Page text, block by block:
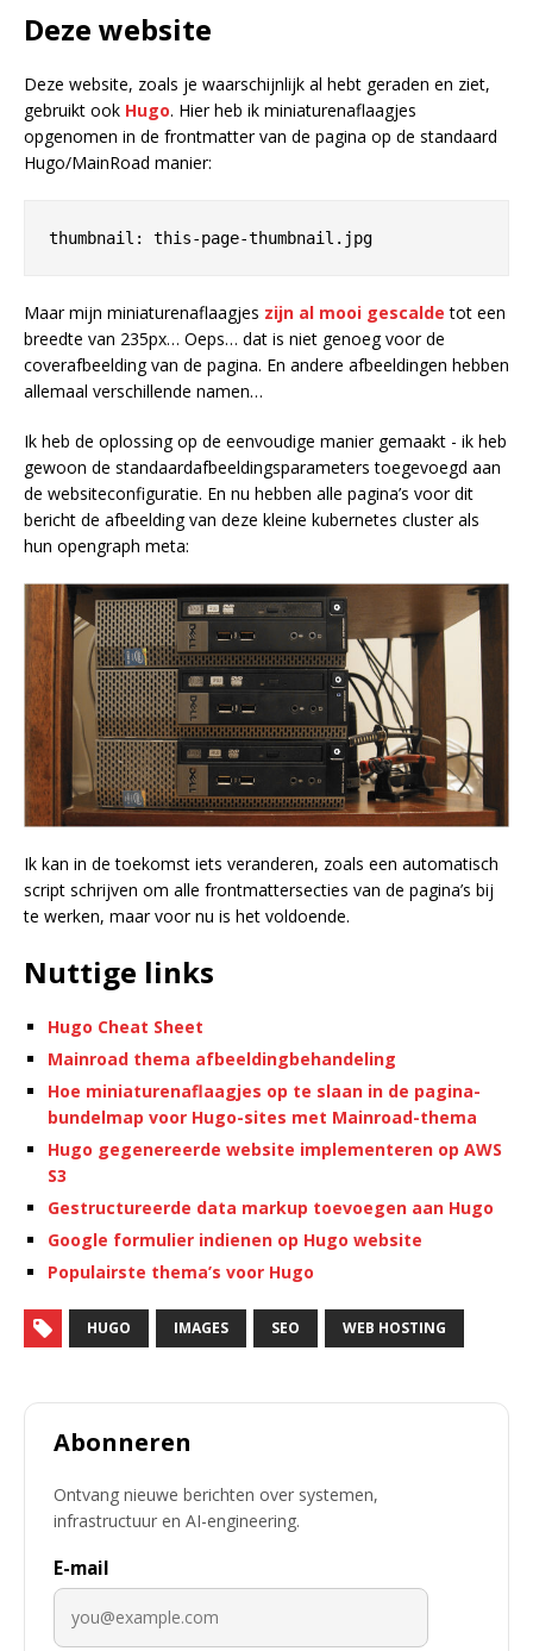
Deze website
Deze website, zoals je waarschijnlijk al hebt geraden en ziet,
gebruikt ook Hugo. Hier heb ik miniaturenaflaagjes
opgenomen in de frontmatter van de pagina op de standaard
Hugo/MainRoad manier:
Maar mijn miniaturenaflaagjes zijn al mooi gescalde tot een
breedte van 235px… Oeps… dat is niet genoeg voor de
coverafbeelding van de pagina. En andere afbeeldingen hebben
allemaal verschillende namen…
Ik heb de oplossing op de eenvoudige manier gemaakt - ik heb
gewoon de standaardafbeeldingsparameters toegevoegd aan
de websiteconfiguratie. En nu hebben alle pagina’s voor dit
bericht de afbeelding van deze kleine kubernetes cluster als
hun opengraph meta:
Ik kan in de toekomst iets veranderen, zoals een automatisch
script schrijven om alle frontmattersecties van de pagina’s bij
te werken, maar voor nu is het voldoende.
Nuttige links
Hugo Cheat Sheet
Mainroad thema afbeeldingbehandeling
Hoe miniaturenaflaagjes op te slaan in de pagina-
bundelmap voor Hugo-sites met Mainroad-thema
Hugo gegenereerde website implementeren op AWS
S3
Gestructureerde data markup toevoegen aan Hugo
Google formulier indienen op Hugo website
Populairste thema’s voor Hugo
HUGO IMAGES SEO WEB HOSTING
Abonneren
Ontvang nieuwe berichten over systemen,
infrastructuur en AI-engineering.
E-mail